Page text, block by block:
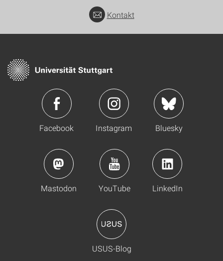
Kontakt
Facebook Instagram Bluesky
Mastodon YouTube LinkedIn
USUS-Blog